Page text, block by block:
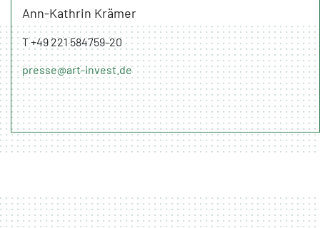
Ann-Kathrin Krämer
T +49 221 584759-20
presse@art-invest.de